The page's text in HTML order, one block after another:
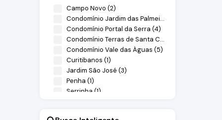
Campo Novo (2)
Condomínio Jardim das Palmeiras (13)
Condomínio Portal da Serra (4)
Condomínio Terras de Santa Cruz (9)
Condomínio Vale das Águas (5)
Curitibanos (1)
Jardim São José (3)
Penha (1)
Serrinha (1)